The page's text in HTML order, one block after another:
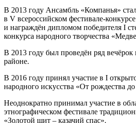
В 2013 году Ансамбль «Компанья»
в V всероссийском фестивале-
и награждён дипломом победителя I
конкурса народного творчества
В 2013 году был проведён ряд
районе.
В 2016 году принял участие в I
народного искусства «От рождества
Неоднократно принимал участие в
этнографическом фестивале
«Золотой щит – казачий спас».